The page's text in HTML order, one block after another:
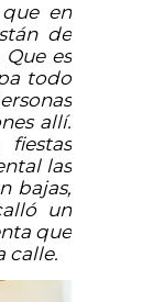
en
de
Que es
todo
allí.
las
bajas,
un
que
calle.